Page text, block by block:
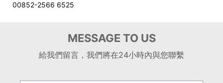
00852-2566 6525
MESSAGE TO US
給我們留言，我們將在24小時內與您聯繫